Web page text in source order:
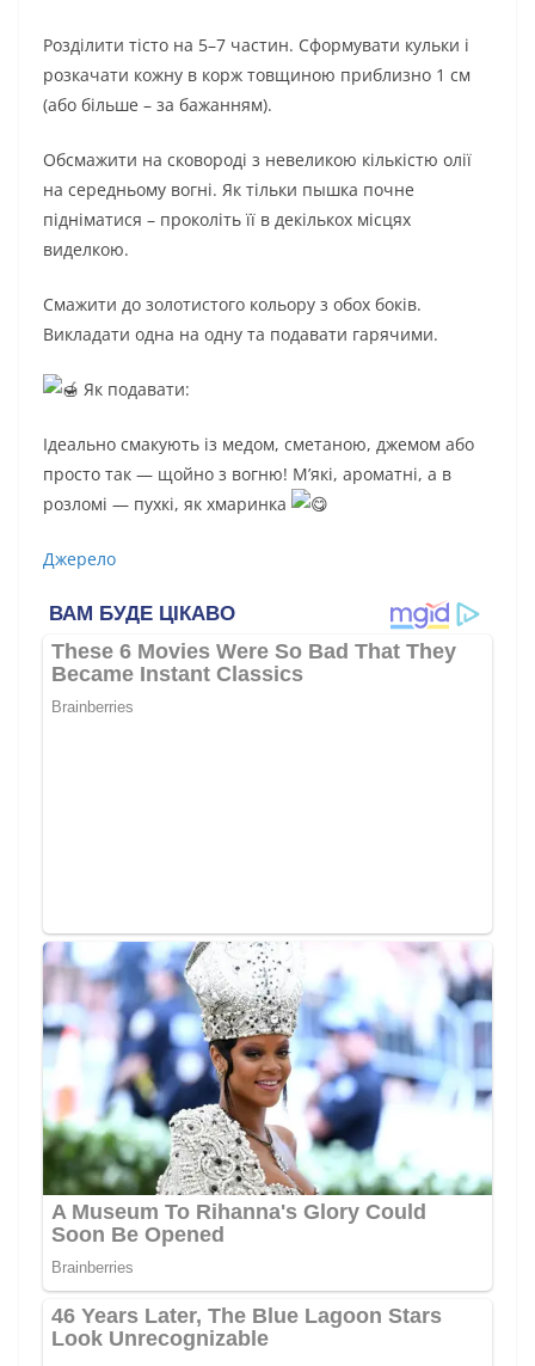
Розділити тісто на 5–7 частин. Сформувати кульки і
розкачати кожну в корж товщиною приблизно 1 см
(або більше – за бажанням).
Обсмажити на сковороді з невеликою кількістю олії
на середньому вогні. Як тільки пышка почне
підніматися – проколіть її в декількох місцях
виделкою.
Смажити до золотистого кольору з обох боків.
Викладати одна на одну та подавати гарячими.
Як подавати:
Ідеально смакують із медом, сметаною, джемом або
просто так — щойно з вогню! М’які, ароматні, а в
розломі — пухкі, як хмаринка
Джерело